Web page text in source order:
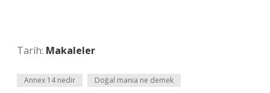
Tarih: Makaleler
Annex 14 nedir Doğal mania ne demek